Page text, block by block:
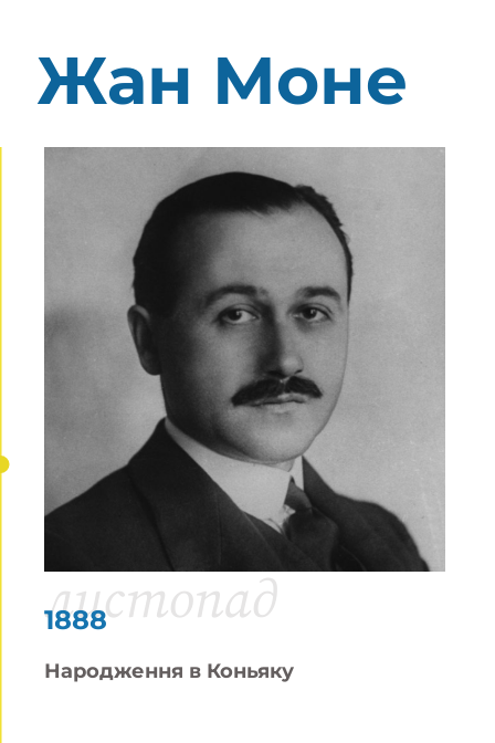
Жан Моне
1888
листопад
Народження в Коньяку